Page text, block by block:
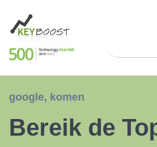
google, komen
Bereik de